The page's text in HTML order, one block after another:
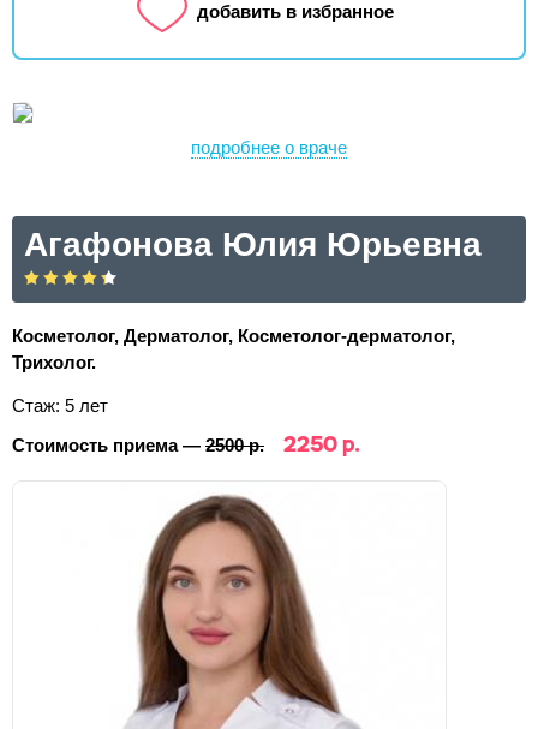
добавить в избранное
подробнее о враче
Агафонова Юлия Юрьевна
Косметолог, Дерматолог, Косметолог-дерматолог,
Трихолог.
Стаж: 5 лет
Стоимость приема — 2500 р. 2250 р.